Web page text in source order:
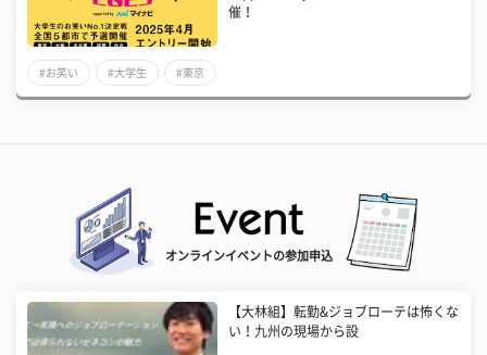
催！
#お笑い #大学生 #東京
オンラインイベントの参加申込
【大林組】転勤&ジョブローテは怖くな
い！九州の現場から設